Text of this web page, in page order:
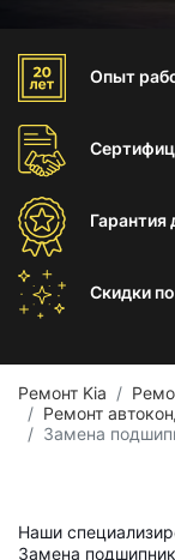
Опыт
Гарантия
Скидки
Ремонт Kia
Ремонт
Замена
Наши
Замена